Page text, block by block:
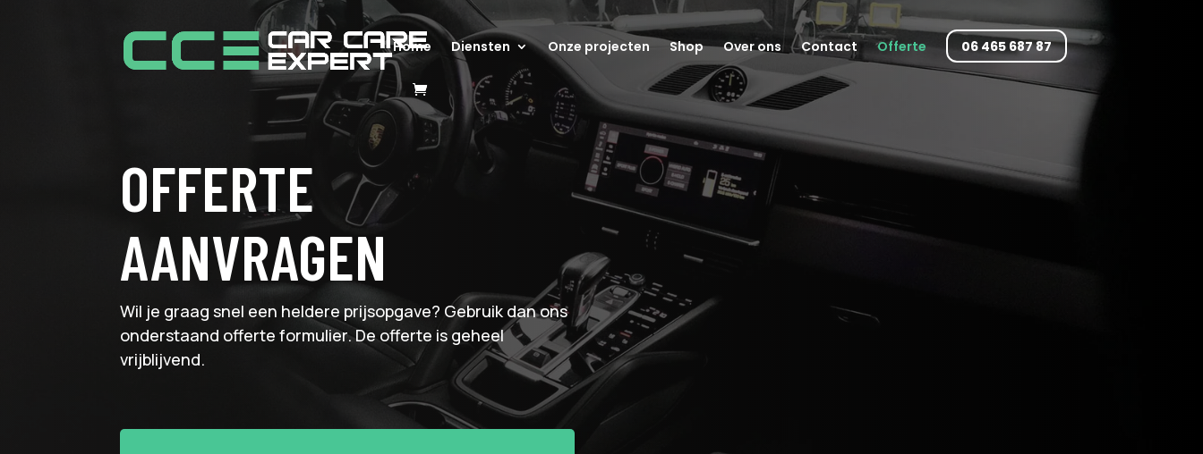
Home Diensten Onze projecten Shop Over ons Contact Offerte 06 465 687 87
OFFERTE
AANVRAGEN
Wil je graag snel een heldere prijsopgave? Gebruik dan ons
onderstaand offerte formulier. De offerte is geheel
vrijblijvend.